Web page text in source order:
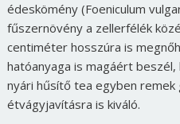
édeskömény (Foeniculum
fűszernövény a zellerfélék
centiméter hosszúra is
hatóanyaga is magáért
nyári hűsítő tea egyben
étvágyjavításra is kiváló.